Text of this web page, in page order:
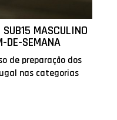
MASCULINO
DE-SEMANA
de preparação dos
nas categorias